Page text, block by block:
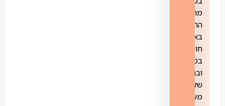
מרחבי
הרשת
באופן
חופשי,
בטוח
ובראש
שקט.
מערכות